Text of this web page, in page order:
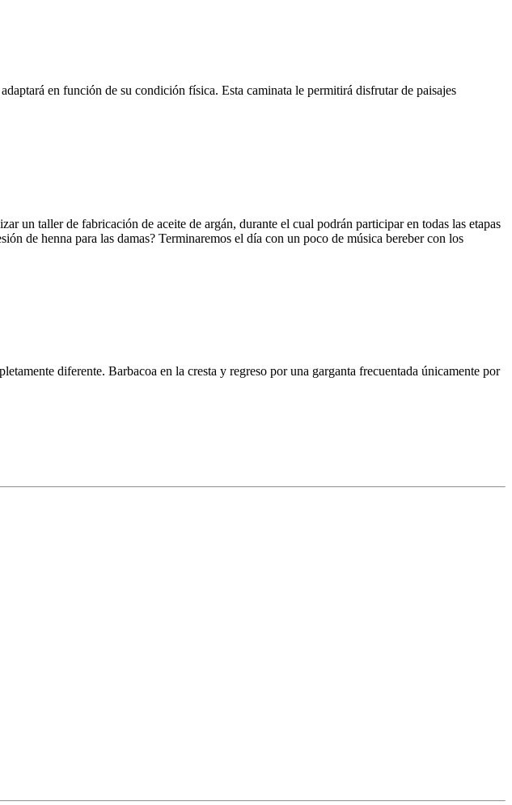
en función de su condición física. Esta caminata le permitirá disfrutar de paisajes
un taller de fabricación de aceite de argán, durante el cual podrán participar en todas las etapas
de henna para las damas? Terminaremos el día con un poco de música bereber con los
diferente. Barbacoa en la cresta y regreso por una garganta frecuentada únicamente por